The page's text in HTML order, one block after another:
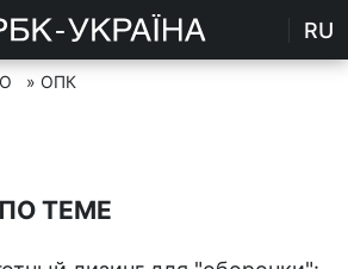
RU
О » ОПК
ТЕМЕ